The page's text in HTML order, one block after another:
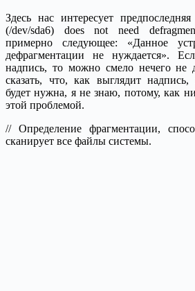
Здесь нас интересует
(/dev/sda6) does not need
примерно следующее: «Данное
дефрагментации не нуждается».
надпись, то можно смело нечего не
сказать, что, как выглядит надпись,
будет нужна, я не знаю, потому, как
этой проблемой.
// Определение фрагментации,
сканирует все файлы системы.